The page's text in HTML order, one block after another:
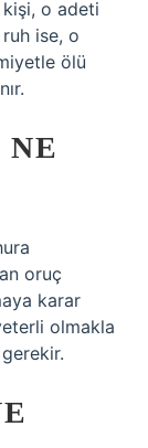
o adeti
ise, o
ölü
oruç
karar
olmakla